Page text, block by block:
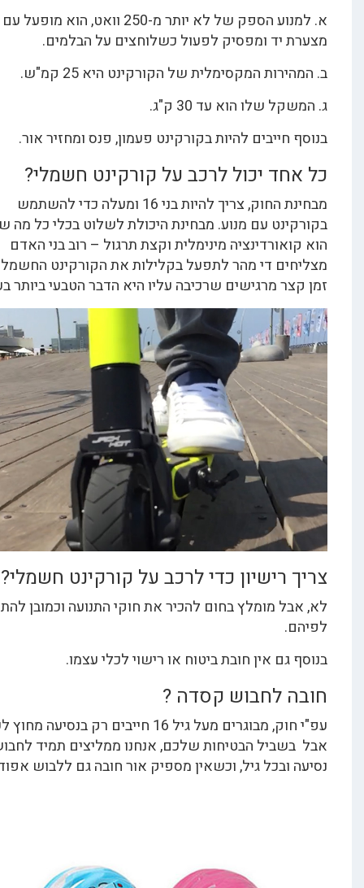
א. למנוע הספק של לא יותר מ-250 וואט, הוא מופעל עם
יד ומפסיק לפעול כשלוחצים על הבלמים.
המקסימלית של הקורקינט היא 25 קמ"ש.
שלו הוא עד 30 ק"ג.
להיות בקורקינט פעמון, פנס ומחזיר אור.
יכול לרכב על קורקינט חשמלי?
מבחינת החוק, צריך להיות בני 16 ומעלה כדי להשתמש
עם מנוע. מבחינת היכולת לשלוט בכלי כל מה שצריך
מינימלית וקצת תרגול – רוב בני האדם
די מהר לתפעל בקלילות את הקורקינט החשמלי ותוך
מרגישים שרכיבה עליו היא הדבר הטבעי ביותר בעולם.
כדי לרכב על קורקינט חשמלי?
מומלץ בחום להכיר את חוקי התנועה וכמובן להתנהל
אין חובת ביטוח או רישוי לכלי עצמו.
לחבוש קסדה ?
עפ"י חוק, מבוגרים מעל גיל 16 חייבים רק בנסיעה מחוץ לעיר.
הבטיחות שלכם, אנחנו ממליצים תמיד לחבוש בכל
גיל, וכשאין מספיק אור חובה גם ללבוש אפוד זוהר.